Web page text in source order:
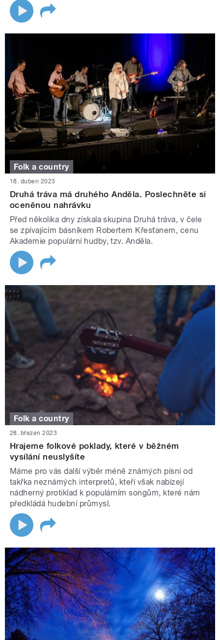
Folk a country
18. duben 2023
Druhá tráva má druhého Anděla. Poslechněte si
oceněnou nahrávku
Před několika dny získala skupina Druhá tráva, v čele
se zpívajícím básníkem Robertem Křesťanem, cenu
Akademie populární hudby, tzv. Anděla.
Folk a country
28. březen 2023
Hrajeme folkové poklady, které v běžném
vysílání neuslyšíte
Máme pro vás další výběr méně známých písní od
takřka neznámých interpretů, kteří však nabízejí
nádherný protiklad k populárním songům, které nám
předkládá hudební průmysl.